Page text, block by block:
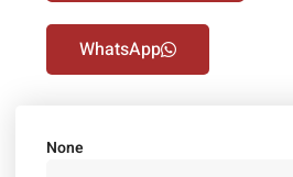
WhatsApp
None